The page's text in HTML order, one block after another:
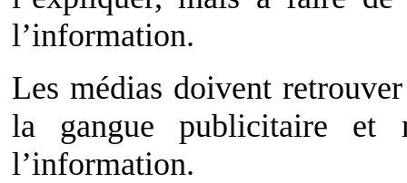
l’information.
Les médias doivent
la gangue publicitaire et
l’information.